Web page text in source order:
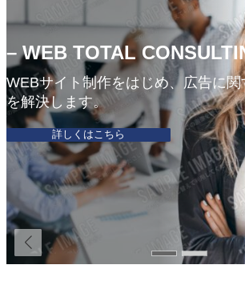
– WEB TOTAL
WEBサイト制作をはじめ、広告に
を解決します。
詳しくはこちら